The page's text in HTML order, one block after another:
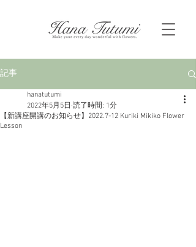
記事
【新講座開講のお知らせ】2022.7-12 Kuriki Mikiko Flower
Lesson
hanatutumi
2022年5月5日 読了時間: 1分